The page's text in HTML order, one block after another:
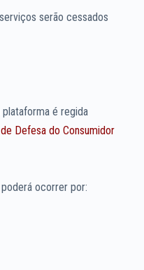
serão cessados
é regida
Defesa do Consumidor
ocorrer por: